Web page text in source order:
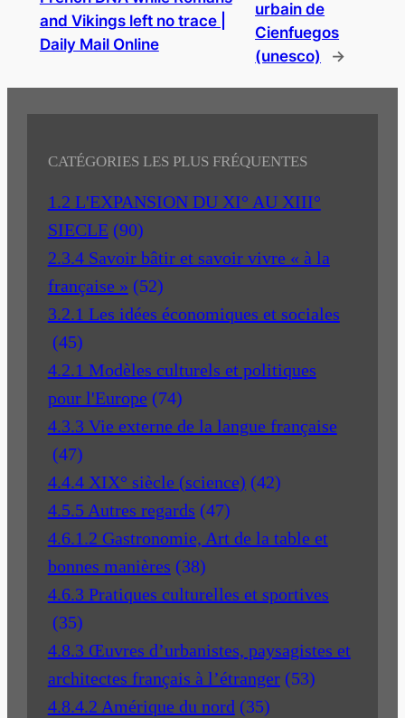
and Vikings left no trace |
Daily Mail Online
urbain de
Cienfuegos
(unesco)
→
CATÉGORIES LES PLUS FRÉQUENTES
1.2 L'EXPANSION DU XI° AU XIII°
SIECLE (90)
2.3.4 Savoir bâtir et savoir vivre « à la
française » (52)
3.2.1 Les idées économiques et sociales
(45)
4.2.1 Modèles culturels et politiques
pour l'Europe (74)
4.3.3 Vie externe de la langue française
(47)
4.4.4 XIX° siècle (science) (42)
4.5.5 Autres regards (47)
4.6.1.2 Gastronomie, Art de la table et
bonnes manières (38)
4.6.3 Pratiques culturelles et sportives
(35)
4.8.3 Œuvres d’urbanistes, paysagistes et
architectes français à l’étranger (53)
4.8.4.2 Amérique du nord (35)